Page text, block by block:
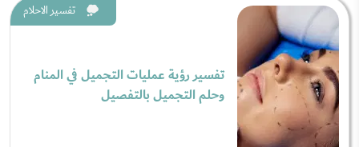
تفسير الاحلام
تفسير رؤية عمليات التجميل في المنام
وحلم التجميل بالتفصيل